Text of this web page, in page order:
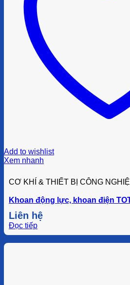
Add to wishlist
Xem nhanh
CƠ KHÍ & THIẾT BỊ CÔNG
Khoan động lực, khoan điện
Liên hệ
Đọc tiếp